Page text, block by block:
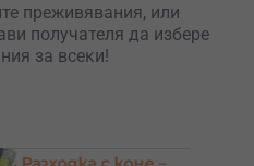
преживявания, или
получателя да избере
за всеки!